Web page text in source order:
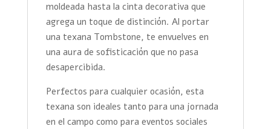
moldeada hasta la cinta decorativa que
agrega un toque de distinción. Al portar
una texana Tombstone, te envuelves en
una aura de sofisticación que no pasa
desapercibida.
Perfectos para cualquier ocasión, esta
texana son ideales tanto para una jornada
en el campo como para eventos sociales